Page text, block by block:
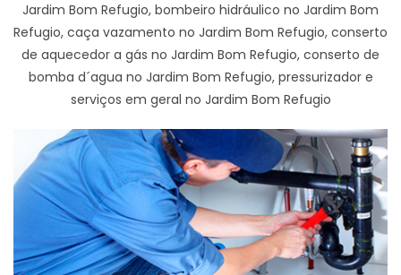
Jardim Bom Refugio, bombeiro hidráulico no Jardim Bom
Refugio, caça vazamento no Jardim Bom Refugio, conserto
de aquecedor a gás no Jardim Bom Refugio, conserto de
bomba d´agua no Jardim Bom Refugio, pressurizador e
serviços em geral no Jardim Bom Refugio